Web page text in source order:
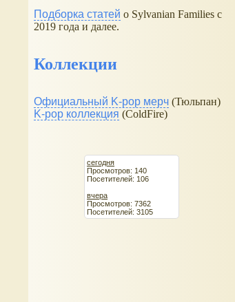
Подборка статей о Sylvanian Families с
2019 года и далее.
Коллекции
Официальный K-pop мерч (Тюльпан)
K-pop коллекция (ColdFire)
сегодня
Просмотров: 140
Посетителей: 106
вчера
Просмотров: 7362
Посетителей: 3105